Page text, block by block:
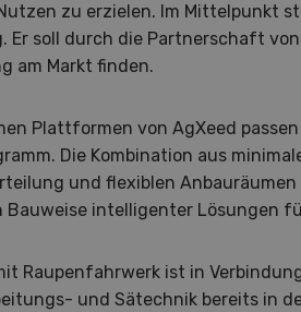
zu erzielen. Im Mittelpunkt
Er soll durch die Partnerschaft
am Markt finden.
Plattformen von AgXeed
Die Kombination aus
und flexiblen
intelligenter Lösungen
Raupenfahrwerk ist in
und Sätechnik bereits in